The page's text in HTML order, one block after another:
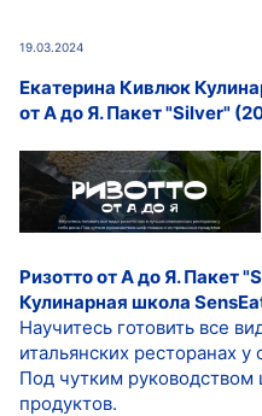
19.03.2024
Екатерина Кивлюк
от А до Я. Пакет "Silver"
Ризотто от А до Я. Пакет
Кулинарная школа
Научитесь готовить все
итальянских ресторанах у
Под чутким
продуктов.